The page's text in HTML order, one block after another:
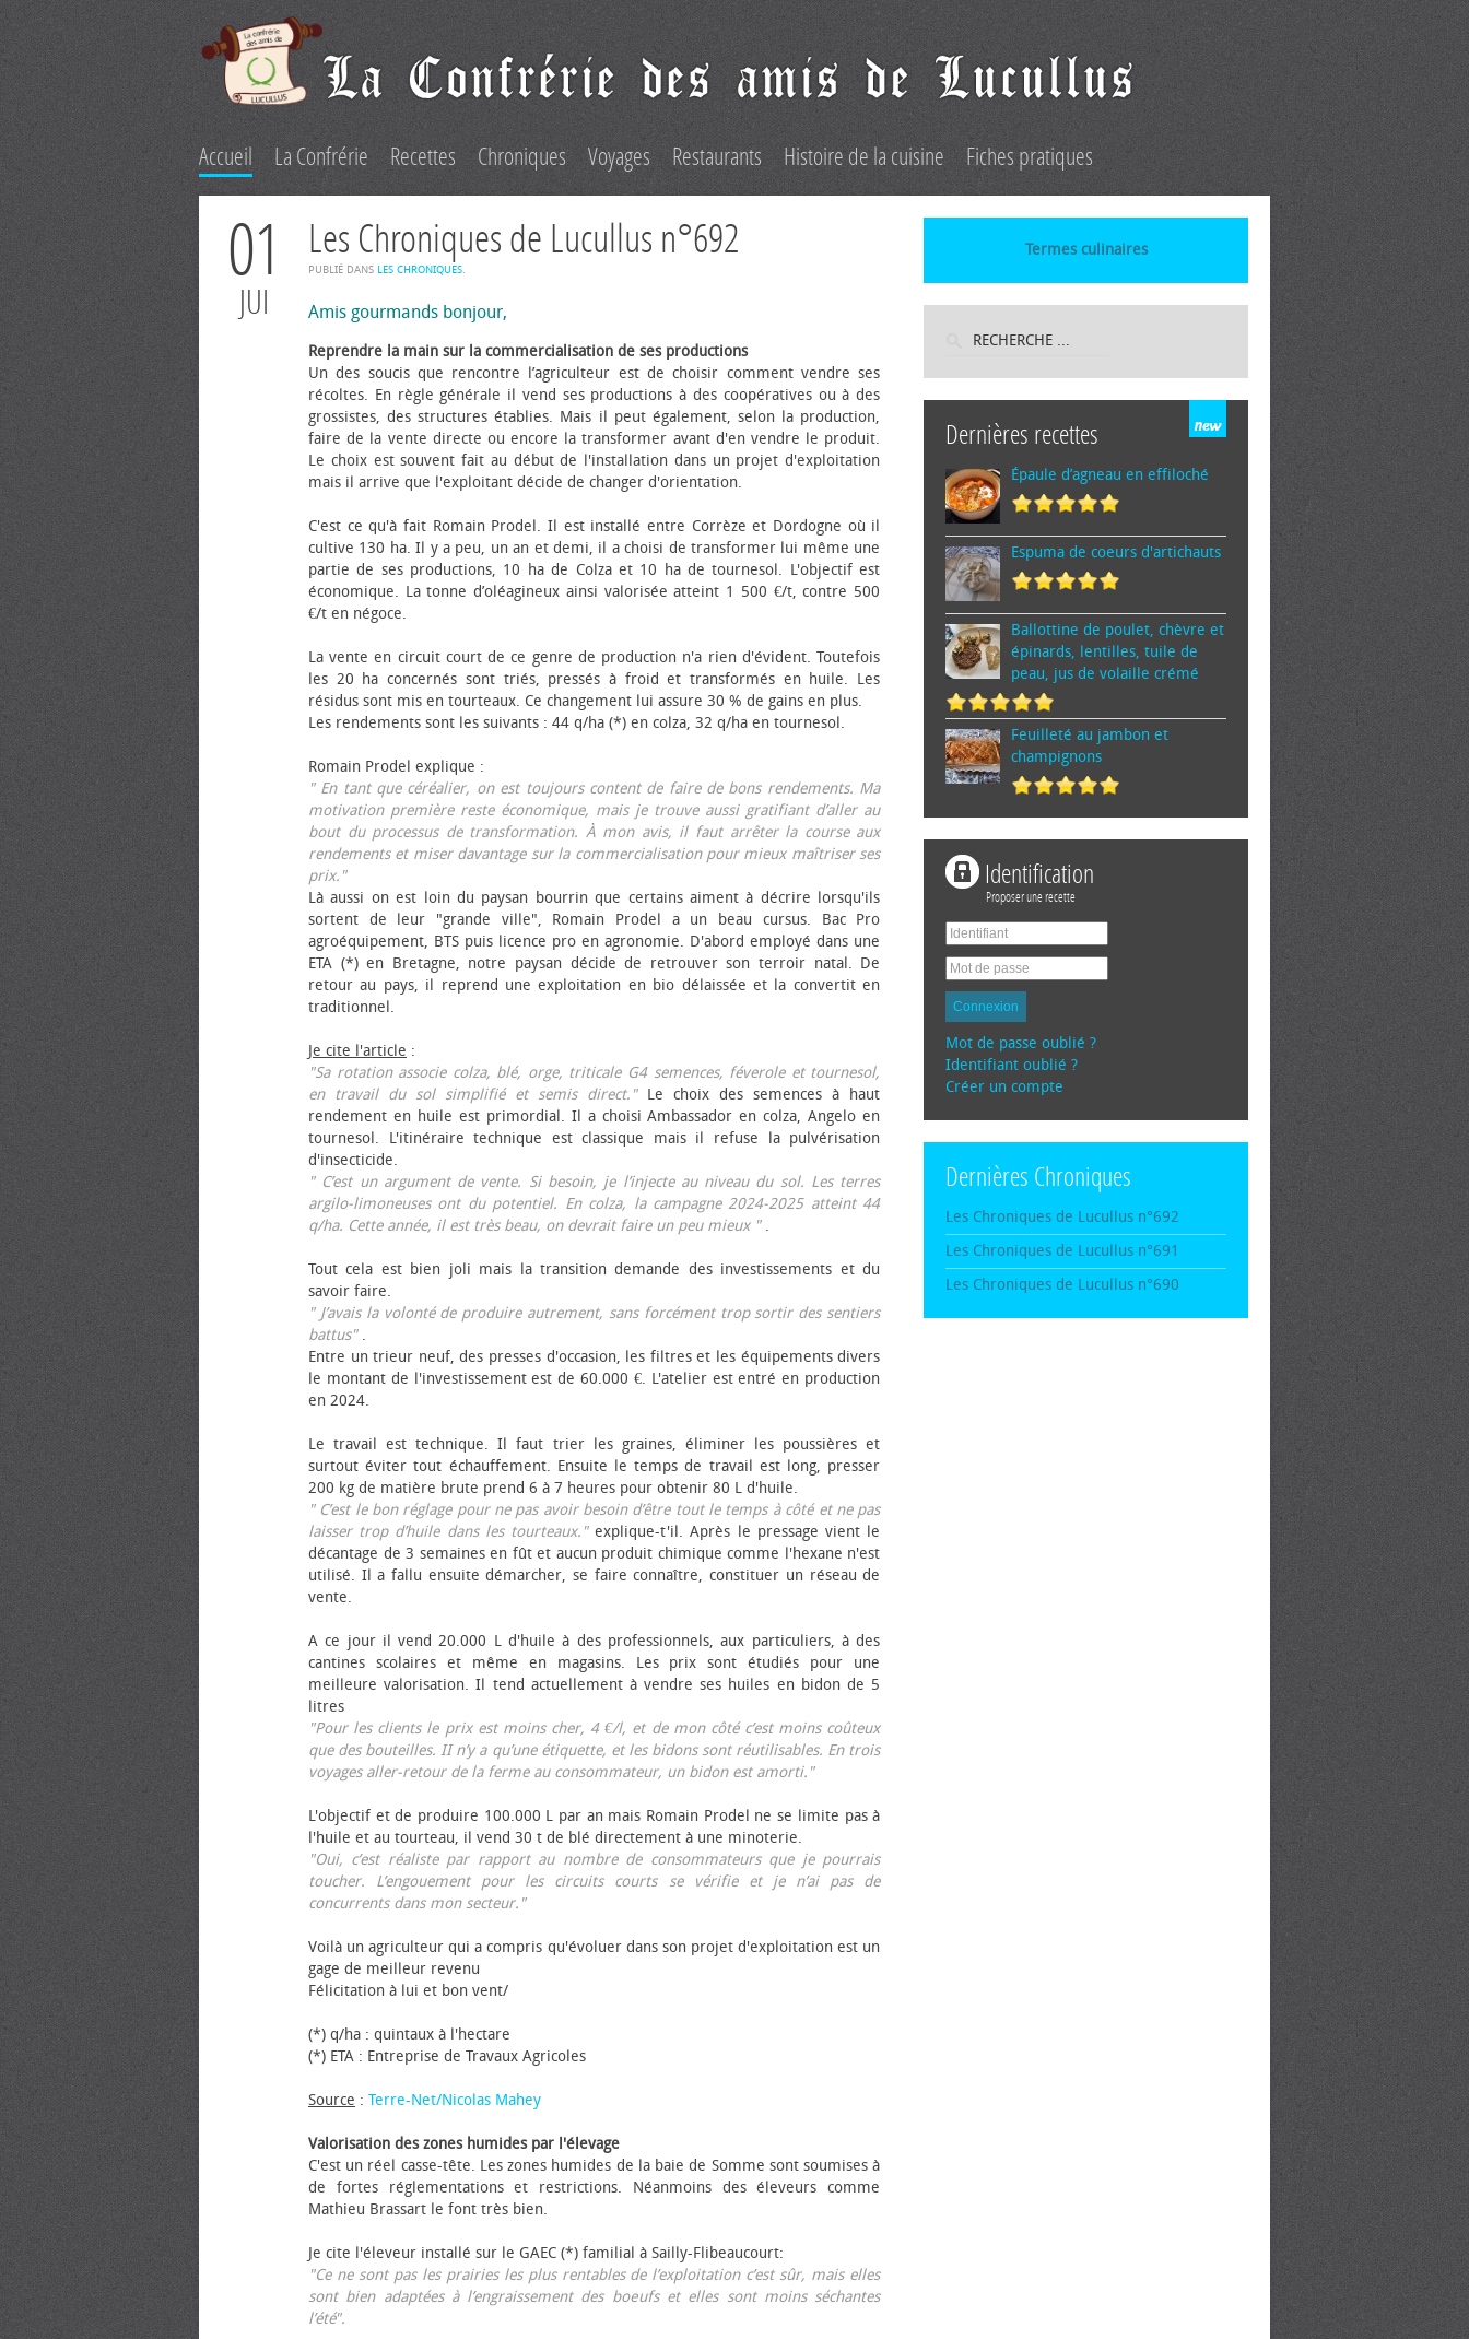
Accueil La Confrérie Recettes Chroniques Voyages Restaurants Histoire de la cuisine Fiches pratiques
01
JUI
Les Chroniques de Lucullus n°692
PUBLIÉ DANS LES CHRONIQUES.
Amis gourmands bonjour,
Reprendre la main sur la commercialisation de ses productions
Un des soucis que rencontre l’agriculteur est de choisir comment vendre ses
récoltes. En règle générale il vend ses productions à des coopératives ou à des
grossistes, des structures établies. Mais il peut également, selon la production,
faire de la vente directe ou encore la transformer avant d'en vendre le produit.
Le choix est souvent fait au début de l'installation dans un projet d'exploitation
mais il arrive que l'exploitant décide de changer d'orientation.
C'est ce qu'à fait Romain Prodel. Il est installé entre Corrèze et Dordogne où il
cultive 130 ha. Il y a peu, un an et demi, il a choisi de transformer lui même une
partie de ses productions, 10 ha de Colza et 10 ha de tournesol. L'objectif est
économique. La tonne d’oléagineux ainsi valorisée atteint 1 500 €/t, contre 500
€/t en négoce.
La vente en circuit court de ce genre de production n'a rien d'évident. Toutefois
les 20 ha concernés sont triés, pressés à froid et transformés en huile. Les
résidus sont mis en tourteaux. Ce changement lui assure 30 % de gains en plus.
Les rendements sont les suivants : 44 q/ha (*) en colza, 32 q/ha en tournesol.
Romain Prodel explique :
" En tant que céréalier, on est toujours content de faire de bons rendements. Ma
motivation première reste économique, mais je trouve aussi gratifiant d’aller au
bout du processus de transformation. À mon avis, il faut arrêter la course aux
rendements et miser davantage sur la commercialisation pour mieux maîtriser ses
prix."
Là aussi on est loin du paysan bourrin que certains aiment à décrire lorsqu'ils
sortent de leur "grande ville", Romain Prodel a un beau cursus. Bac Pro
agroéquipement, BTS puis licence pro en agronomie. D'abord employé dans une
ETA (*) en Bretagne, notre paysan décide de retrouver son terroir natal. De
retour au pays, il reprend une exploitation en bio délaissée et la convertit en
traditionnel.
Je cite l'article :
"Sa rotation associe colza, blé, orge, triticale G4 semences, féverole et tournesol,
en travail du sol simplifié et semis direct."Le choix des semences à haut
rendement en huile est primordial. Il a choisi Ambassador en colza, Angelo en
tournesol. L'itinéraire technique est classique mais il refuse la pulvérisation
d'insecticide.
" C’est un argument de vente. Si besoin, je l’injecte au niveau du sol. Les terres
argilo-limoneuses ont du potentiel. En colza, la campagne 2024-2025 atteint 44
q/ha. Cette année, il est très beau, on devrait faire un peu mieux ".
Tout cela est bien joli mais la transition demande des investissements et du
savoir faire.
" J’avais la volonté de produire autrement, sans forcément trop sortir des sentiers
battus".
Entre un trieur neuf, des presses d'occasion, les filtres et les équipements divers
le montant de l'investissement est de 60.000 €. L'atelier est entré en production
en 2024.
Le travail est technique. Il faut trier les graines, éliminer les poussières et
surtout éviter tout échauffement. Ensuite le temps de travail est long, presser
200 kg de matière brute prend 6 à 7 heures pour obtenir 80 L d'huile.
" C’est le bon réglage pour ne pas avoir besoin d’être tout le temps à côté et ne pas
laisser trop d’huile dans les tourteaux."explique-t'il. Après le pressage vient le
décantage de 3 semaines en fût et aucun produit chimique comme l'hexane n'est
utilisé. Il a fallu ensuite démarcher, se faire connaître, constituer un réseau de
vente.
A ce jour il vend 20.000 L d'huile à des professionnels, aux particuliers, à des
cantines scolaires et même en magasins. Les prix sont étudiés pour une
meilleure valorisation. Il tend actuellement à vendre ses huiles en bidon de 5
litres
"Pour les clients le prix est moins cher, 4 €/l, et de mon côté c’est moins coûteux
que des bouteilles. II n’y a qu’une étiquette, et les bidons sont réutilisables. En trois
voyages aller-retour de la ferme au consommateur, un bidon est amorti."
L'objectif et de produire 100.000 L par an mais Romain Prodel ne se limite pas à
l'huile et au tourteau, il vend 30 t de blé directement à une minoterie.
"Oui, c’est réaliste par rapport au nombre de consommateurs que je pourrais
toucher. L’engouement pour les circuits courts se vérifie et je n’ai pas de
concurrents dans mon secteur."
Voilà un agriculteur qui a compris qu'évoluer dans son projet d'exploitation est un
gage de meilleur revenu
Félicitation à lui et bon vent/
(*) q/ha : quintaux à l'hectare
(*) ETA : Entreprise de Travaux Agricoles
Source : Terre-Net/Nicolas Mahey
Valorisation des zones humides par l'élevage
C'est un réel casse-tête. Les zones humides de la baie de Somme sont soumises à
de fortes réglementations et restrictions. Néanmoins des éleveurs comme
Mathieu Brassart le font très bien.
Je cite l'éleveur installé sur le GAEC (*) familial à Sailly-Flibeaucourt:
"Ce ne sont pas les prairies les plus rentables de l’exploitation c’est sûr, mais elles
sont bien adaptées à l’engraissement des bœufs et elles sont moins séchantes
l’été".
Termes culinaires
Dernières recettes
Épaule d’agneau en effiloché
Espuma de cœurs d'artichauts
Ballottine de poulet, chèvre et
épinards, lentilles, tuile de
peau, jus de volaille crémé
Feuilleté au jambon et
champignons
Identification
Proposer une recette
Connexion
Mot de passe oublié ?
Identifiant oublié ?
Créer un compte
Dernières Chroniques
Les Chroniques de Lucullus n°692
Les Chroniques de Lucullus n°691
Les Chroniques de Lucullus n°690